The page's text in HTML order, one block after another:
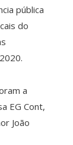
pública
do
a
EG Cont,
João